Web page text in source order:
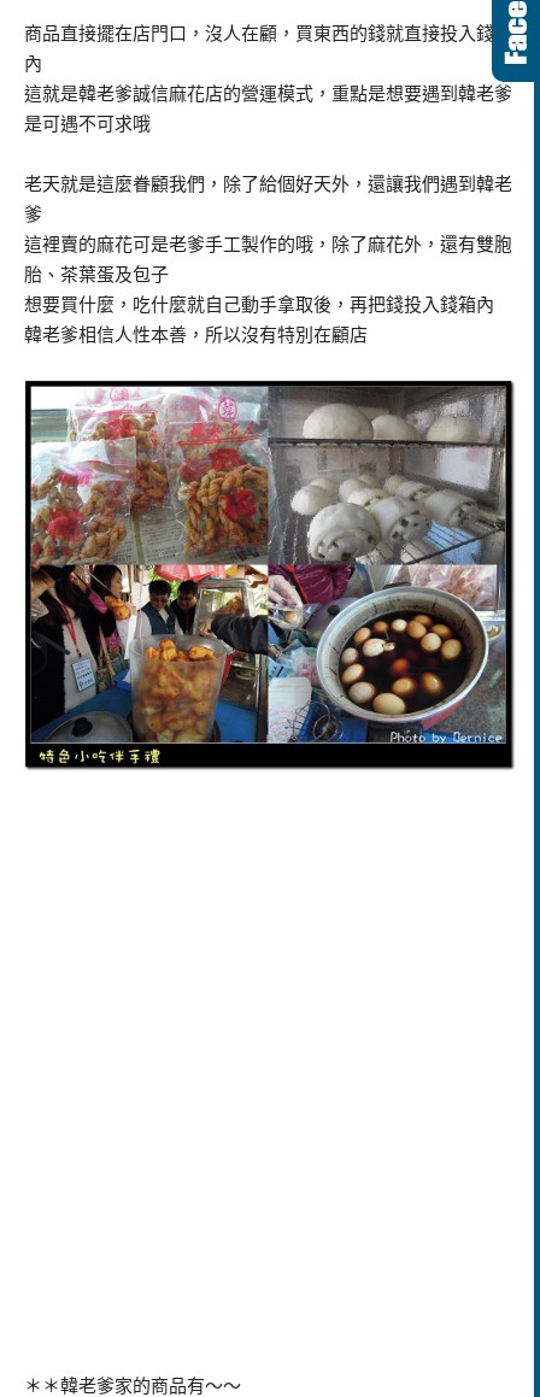
商品直接擺在店門口，沒人在顧，買東西的錢就直接投入錢筒
內
這就是韓老爹誠信麻花店的營運模式，重點是想要遇到韓老爹
是可遇不可求哦
老天就是這麼眷顧我們，除了給個好天外，還讓我們遇到韓老
爹
這裡賣的麻花可是老爹手工製作的哦，除了麻花外，還有雙胞
胎、茶葉蛋及包子
想要買什麼，吃什麼就自己動手拿取後，再把錢投入錢箱內
韓老爹相信人性本善，所以沒有特別在顧店
＊＊韓老爹家的商品有～～